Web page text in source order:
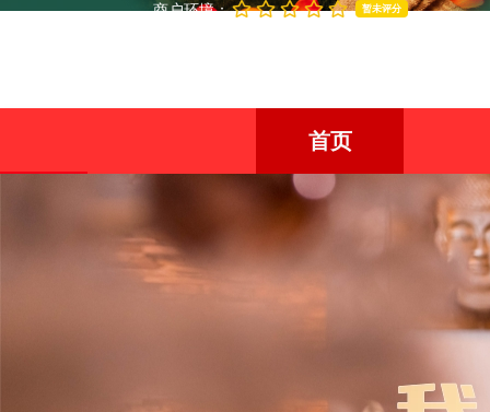
商户环境： 暂未评分
首页